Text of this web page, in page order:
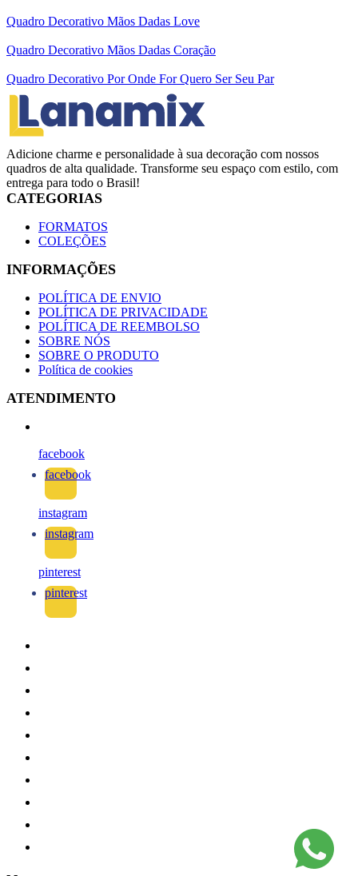
Quadro Decorativo Mãos Dadas Love
Quadro Decorativo Mãos Dadas Coração
Quadro Decorativo Por Onde For Quero Ser Seu Par
Adicione charme e personalidade à sua decoração com nossos
quadros de alta qualidade. Transforme seu espaço com estilo, com
entrega para todo o Brasil!
CATEGORIAS
FORMATOS
COLEÇÕES
INFORMAÇÕES
POLÍTICA DE ENVIO
POLÍTICA DE PRIVACIDADE
POLÍTICA DE REEMBOLSO
SOBRE NÓS
SOBRE O PRODUTO
Política de cookies
ATENDIMENTO
facebook
facebook
instagram
instagram
pinterest
pinterest